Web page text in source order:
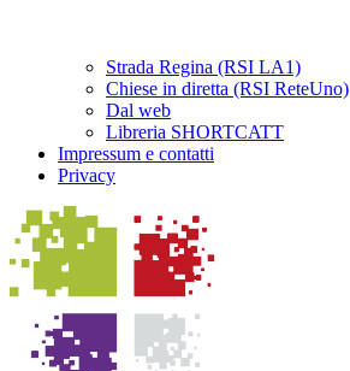
Strada Regina (RSI LA1)
Chiese in diretta (RSI ReteUno)
Dal web
Libreria SHORTCATT
Impressum e contatti
Privacy